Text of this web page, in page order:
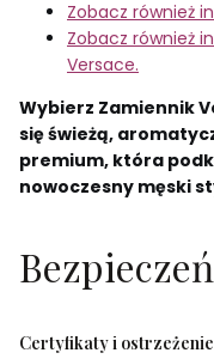
Zobacz również
Zobacz również
Versace.
Wybierz Zamiennik
się świeżą,
premium, która
nowoczesny męski
Certyfikaty i